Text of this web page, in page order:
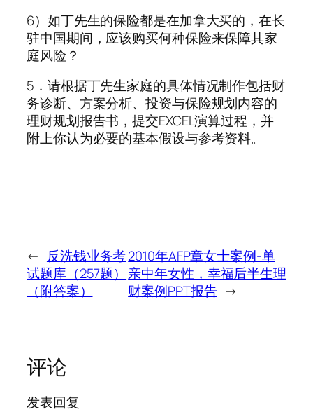
6）如丁先生的保险都是在加拿大买的，在长
驻中国期间，应该购买何种保险来保障其家
庭风险？
5．请根据丁先生家庭的具体情况制作包括财
务诊断、方案分析、投资与保险规划内容的
理财规划报告书，提交EXCEL演算过程，并
附上你认为必要的基本假设与参考资料。
← 反洗钱业务考
试题库（257题）
（附答案）
2010年AFP章女士案例-单
亲中年女性，幸福后半生理
财案例PPT报告 →
评论
发表回复